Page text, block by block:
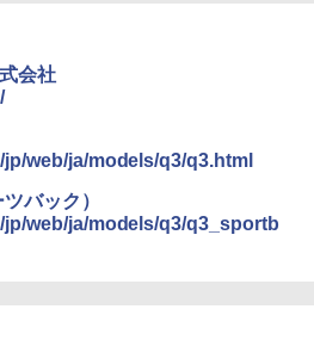
会社
web/ja/models/q3/q3.html
バック）
web/ja/models/q3/q3_sportb